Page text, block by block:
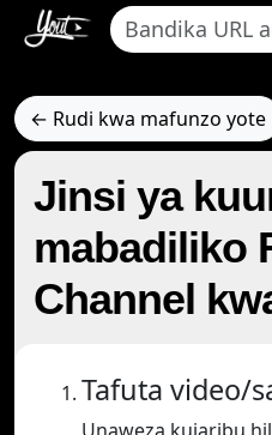
← Rudi kwa mafunzo yote
Jinsi ya
mabadiliko
Channel
Tafuta video/